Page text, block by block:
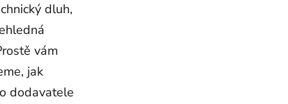
dluh,
vám
jak
dodavatele